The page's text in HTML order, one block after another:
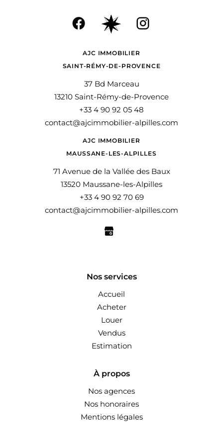
AJC IMMOBILIER
SAINT-RÉMY-DE-PROVENCE
37 Bd Marceau
13210 Saint-Rémy-de-Provence
+33 4 90 92 05 48
contact@ajcimmobilier-alpilles.com
AJC IMMOBILIER
MAUSSANE-LES-ALPILLES
71 Avenue de la Vallée des Baux
13520 Maussane-les-Alpilles
+33 4 90 92 70 69
contact@ajcimmobilier-alpilles.com
Nos services
Accueil
Acheter
Louer
Vendus
Estimation
À propos
Nos agences
Nos honoraires
Mentions légales